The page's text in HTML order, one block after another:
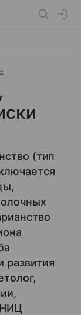
(тип
развития